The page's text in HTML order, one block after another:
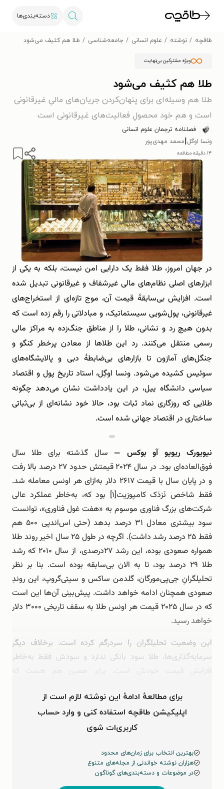
دسته‌بندی‌ها
طاقچه نوشته علوم انسانی جامعه‌شناسی طلا هم کثیف می‌شود
ویژه مشترکین بی‌نهایت
طلا هم کثیف می‌شود
طلا هم وسیله‌ای برای پنهان‌کردن جریان‌های مالیِ غیرقانونی
است و هم خود محصولِ فعالیت‌های غیرقانونی است
فصلنامه ترجمان علوم انسانی
ونسا اوگل محمد مهدی‌پور
۱۴ دقیقه مطالعه
در جهان امروز، طلا فقط یک دارایی امن نیست، بلکه به یکی از
ابزارهای اصلی نظام‌های مالی غیرشفاف و غیرقانونی تبدیل شده
است. افزایش بی‌سابقهٔ قیمت آن، موج تازه‌ای از استخراج‌های
غیرقانونی، پول‌شویی سیستماتیک، و مبادلاتی را رقم زده است که
بدون هیچ رد و نشانی، طلا را از مناطق جنگ‌زده به مراکز مالی
رسمی منتقل می‌کنند. رد این طلاها از معادن پرخطر کنگو و
جنگل‌های آمازون تا بازارهای بی‌ضابطهٔ دبی و پالایشگاه‌های
سوئیس کشیده می‌شود. ونسا اوگِل، استاد تاریخ پول و اقتصاد
سیاسی دانشگاه ییل، در این یادداشت نشان می‌دهد چگونه
طلایی که روزگاری نماد ثبات بود، حالا خود نشانه‌ای از بی‌ثباتی
ساختاری در اقتصاد جهانی شده است.
نیویورک ریویو آو بوکس — سال گذشته برای طلا سال
فوق‌العاده‌ای بود. در سال ۲۰۲۴ قیمتش حدود ۲۷ درصد بالا رفت
و در پایان سال با قیمت ۲۶۱۷ دلار به‌ازای هر اونس معامله شد.
فقط شاخص نَزدَک کامپوزیت[۱] بود که، به‌خاطر عملکرد عالی
شرکت‌های بزرگ فناوری موسوم به «هفت غول فناوری»، توانست
سود بیشتری معادل ۳۱ درصد بدهد (حتی اس‌اند‌پی ۵۰۰ هم
فقط ۲۵ درصد رشد داشت). اگرچه در طول ۲۵ سال اخیر روند طلا
همواره صعودی بوده، این رشد ۲۷درصدی، از سال ۲۰۱۰ که رشد
طلا ۲۹ درصد بود، تا به الان بی‌سابقه بوده است. بنا بر نظر
تحلیلگرانِ جی‌پی‌مورگان، گلدمن ساکس و سیتی‌گروپ، این روندِ
صعودی همچنان ادامه خواهد داشت. پیش‌بینی‌ آن‌ها این است
که در سال ۲۰۲۵ قیمت هر اونس طلا به سقف تاریخی ۳۰۰۰ دلار
خواهد رسید.
این وضعیت تحلیلگران را سردرگم کرده است. برخلاف دیگر
سرمایه‌گذاری‌ها، طلا سود بانکی ندارد و سودش فقط به‌خاطر
برای مطالعهٔ ادامهٔ این نوشته لازم است از
اپلیکیشن طاقچه استفاده کنی و وارد حساب
کاربری‌ات شوی
بهترین انتخاب برای زمان‌های محدود
هزاران نوشته خواندنی از مجله‌های متنوع
در موضوعات و دسته‌بندی‌های گوناگون